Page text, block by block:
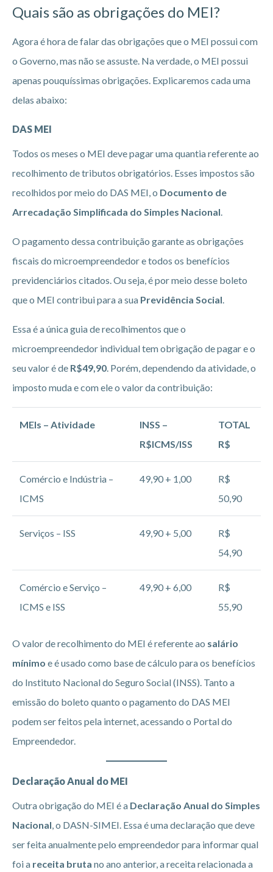
Quais são as obrigações do MEI?
Agora é hora de falar das obrigações que o MEI possui com
o Governo, mas não se assuste. Na verdade, o MEI possui
apenas pouquíssimas obrigações. Explicaremos cada uma
delas abaixo:
DAS MEI
Todos os meses o MEI deve pagar uma quantia referente ao
recolhimento de tributos obrigatórios. Esses impostos são
recolhidos por meio do DAS MEI, o Documento de
Arrecadação Simplificada do Simples Nacional.
O pagamento dessa contribuição garante as obrigações
fiscais do microempreendedor e todos os benefícios
previdenciários citados. Ou seja, é por meio desse boleto
que o MEI contribui para a sua Previdência Social.
Essa é a única guia de recolhimentos que o
microempreendedor individual tem obrigação de pagar e o
seu valor é de R$49,90. Porém, dependendo da atividade, o
imposto muda e com ele o valor da contribuição:
MEIs – Atividade
INSS –
R$ICMS/ISS
TOTAL
R$
Comércio e Indústria –
ICMS
49,90 + 1,00
R$
50,90
Serviços – ISS 49,90 + 5,00
R$
54,90
Comércio e Serviço –
ICMS e ISS
49,90 + 6,00
R$
55,90
O valor de recolhimento do MEI é referente ao salário
mínimo e é usado como base de cálculo para os benefícios
do Instituto Nacional do Seguro Social (INSS). Tanto a
emissão do boleto quanto o pagamento do DAS MEI
podem ser feitos pela internet, acessando o Portal do
Empreendedor.
Declaração Anual do MEI
Outra obrigação do MEI é a Declaração Anual do Simples
Nacional, o DASN-SIMEI. Essa é uma declaração que deve
ser feita anualmente pelo empreendedor para informar qual
foi a receita bruta no ano anterior, a receita relacionada a